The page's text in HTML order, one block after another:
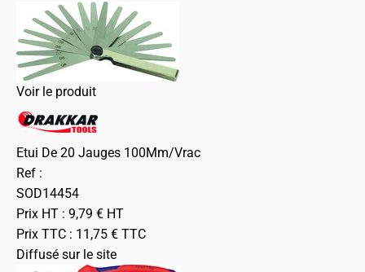
Voir le produit
Etui De 20 Jauges 100Mm/Vrac
Ref :
SOD14454
Prix HT : 9,79 € HT
Prix TTC : 11,75 € TTC
Diffusé sur le site